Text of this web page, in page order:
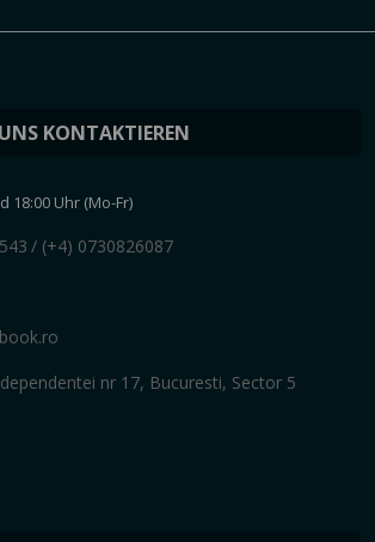
KONTAKTIEREN
18:00 Uhr (Mo-Fr)
/ (+4) 0730826087
nr 17, Bucuresti, Sector 5